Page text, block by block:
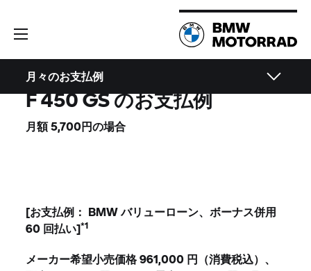
月々のお支払例
F 450 GS のお支払例
月額 5,700円の場合
[お支払例： BMW バリューローン、ボーナス併用
60 回払い]*1
メーカー希望小売価格 961,000 円（消費税込）、